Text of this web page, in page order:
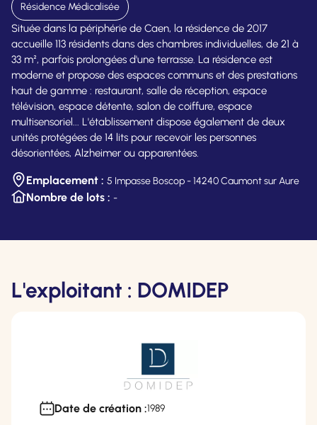
Résidence Médicalisée
Située dans la périphérie de Caen, la résidence de 2017
accueille 113 résidents dans des chambres individuelles, de 21 à
33 m², parfois prolongées d'une terrasse. La résidence est
moderne et propose des espaces communs et des prestations
haut de gamme : restaurant, salle de réception, espace
télévision, espace détente, salon de coiffure, espace
multisensoriel... L'établissement dispose également de deux
unités protégées de 14 lits pour recevoir les personnes
désorientées, Alzheimer ou apparentées.
Emplacement : 5 Impasse Boscop - 14240 Caumont sur Aure
Nombre de lots : -
L'exploitant : DOMIDEP
Date de création :1989